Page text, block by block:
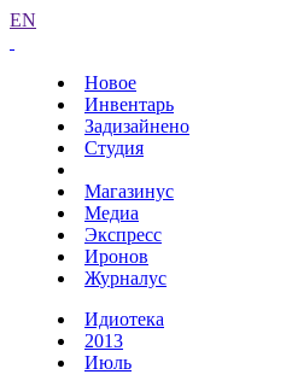
EN
Новое
Инвентарь
Задизайнено
Студия
Магазинус
Медиа
Экспресс
Иронов
Журналус
Идиотека
2013
Июль